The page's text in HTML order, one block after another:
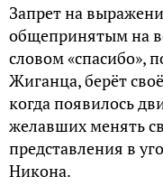
Запрет на
общепринятым на
словом
Жиганца, берёт
когда появилось
желавших менять
представления в
Никона.